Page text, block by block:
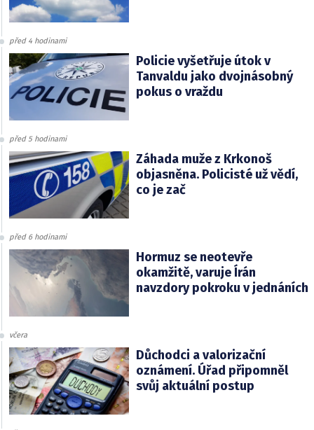
před 4 hodinami
Policie vyšetřuje útok v
Tanvaldu jako dvojnásobný
pokus o vraždu
před 5 hodinami
Záhada muže z Krkonoš
objasněna. Policisté už vědí,
co je zač
před 6 hodinami
Hormuz se neotevře
okamžitě, varuje Írán
navzdory pokroku v jednáních
včera
Důchodci a valorizační
oznámení. Úřad připomněl
svůj aktuální postup